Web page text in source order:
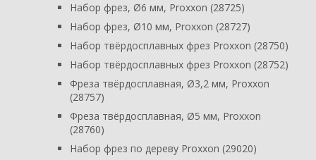
Набор фрез, Ø6 мм, Proxxon (28725)
Набор фрез, Ø10 мм, Proxxon (28727)
Набор твёрдосплавных фрез Proxxon (28750)
Набор твёрдосплавных фрез Proxxon (28752)
Фреза твёрдосплавная, Ø3,2 мм, Proxxon
(28757)
Фреза твёрдосплавная, Ø5 мм, Proxxon
(28760)
Набор фрез по дереву Proxxon (29020)